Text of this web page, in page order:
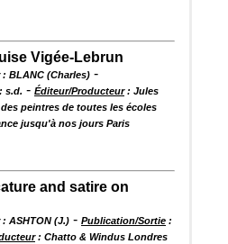
Vigée-Lebrun
: BLANC (Charles) -
: s.d. - Éditeur/Producteur: Jules
peintres de toutes les écoles
jusqu'à nos jours Paris
and satire on
: ASHTON (J.) - Publication/Sortie :
: Chatto & Windus Londres